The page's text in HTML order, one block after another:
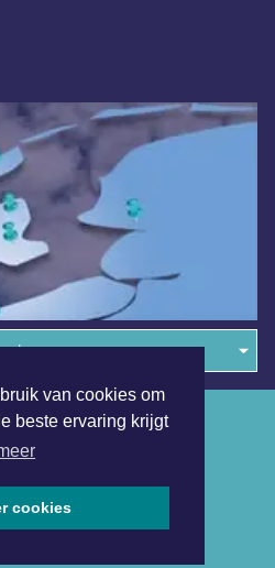
van cookies om
beste ervaring krijgt
cookies